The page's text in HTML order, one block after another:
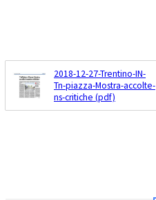
2018-12-27-Trentino-IN-
Tn-piazza-Mostra-accolte-
ns-critiche (pdf)